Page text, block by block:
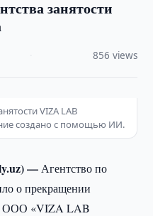
занятости
856 views
VIZA LAB
создано с помощью ИИ.
—Агентство по
о прекращении
ООО «VIZA LAB